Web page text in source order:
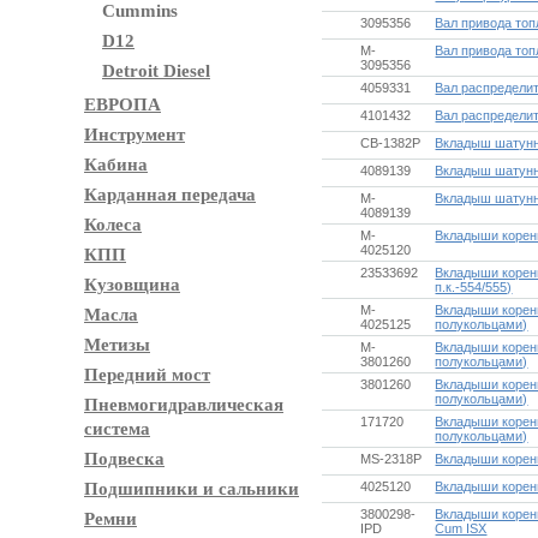
Cummins
D12
Detroit Diesel
ЕВРОПА
Инструмент
Кабина
Карданная передача
Колеса
КПП
Кузовщина
Масла
Метизы
Передний мост
Пневмогидравлическая
система
Подвеска
Подшипники и сальники
Ремни
3095356
Вал привода
M-
3095356
Вал привода
4059331
Вал
4101432
Вал
CB-1382P
Вкладыш
4089139
Вкладыш
M-
4089139
Вкладыш
M-
4025120
Вкладыши
23533692
Вкладыши
п.к.-554/555)
M-
4025125
Вкладыши
полукольцами)
M-
3801260
Вкладыши
полукольцами)
3801260
Вкладыши
полукольцами)
171720
Вкладыши
полукольцами)
MS-2318P
Вкладыши
4025120
Вкладыши
3800298-
IPD
Вкладыши
Cum ISX